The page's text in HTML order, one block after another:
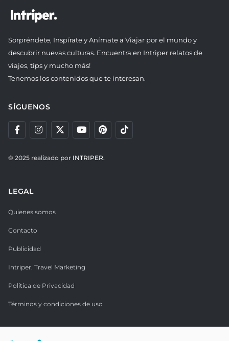
Sorpréndete, Inspírate y Anímate a Viajar por el mundo y
descubrir nuevas culturas. Encuentra en Intriper relatos de
viajes, tips y mucho más!
Tenemos los contenidos que te interesan.
SÍGUENOS
© 2025 realizado por INTRIPER.
LEGAL
Quienes somos
Contacto
Publicidad
Intriper. Travel Marketing
Política de Privacidad
Términos y condiciones de uso